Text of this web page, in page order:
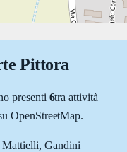
Pittora
presenti 6tra attività
OpenStreetMap.
Mattielli, Gandini